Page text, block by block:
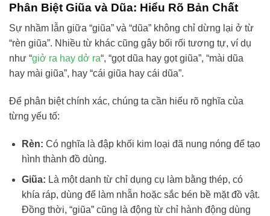
Phân Biệt Giũa và Dũa: Hiểu Rõ Bản Chất
Sự nhầm lẫn giữa “giũa” và “dũa” không chỉ dừng lại ở từ
“rèn giũa”. Nhiều từ khác cũng gây bối rối tương tự, ví dụ
như “giở ra hay dở ra“, “gọt dũa hay gọt giũa”, “mài dũa
hay mài giũa”, hay “cái giũa hay cái dũa”.
Để phân biệt chính xác, chúng ta cần hiểu rõ nghĩa của
từng yếu tố:
Rèn: Có nghĩa là đập khối kim loại đã nung nóng để tạo
hình thành đồ dùng.
Giũa: Là một danh từ chỉ dụng cụ làm bằng thép, có
khía ráp, dùng để làm nhẵn hoặc sắc bén bề mặt đồ vật.
Đồng thời, “giũa” cũng là động từ chỉ hành động dùng